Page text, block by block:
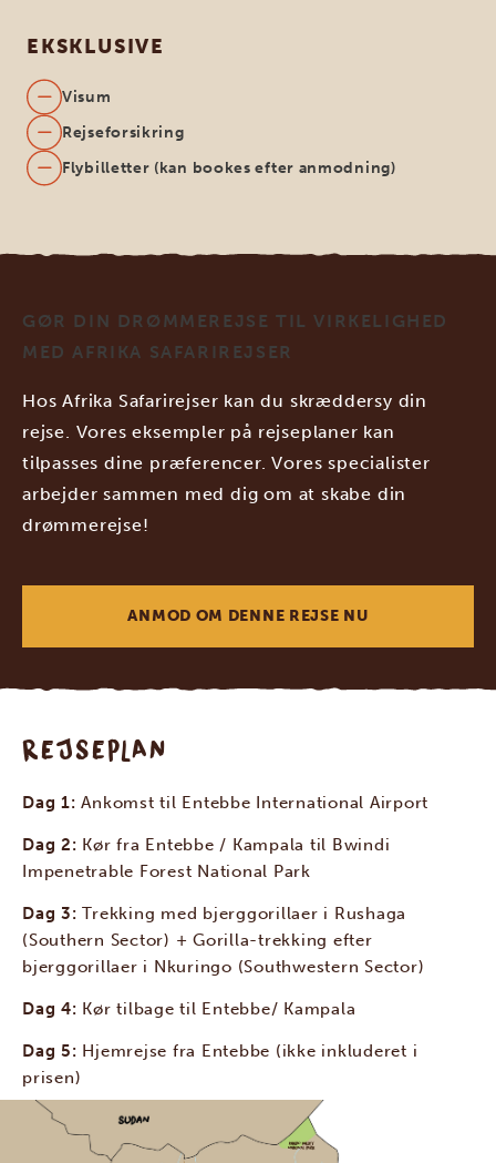
EKSKLUSIVE
Visum
Rejseforsikring
Flybilletter (kan bookes efter anmodning)
GØR DIN DRØMMEREJSE TIL VIRKELIGHED
MED AFRIKA SAFARIREJSER
Hos Afrika Safarirejser kan du skræddersy din
rejse. Vores eksempler på rejseplaner kan
tilpasses dine præferencer. Vores specialister
arbejder sammen med dig om at skabe din
drømmerejse!
ANMOD OM DENNE REJSE NU
REJSEPLAN
Dag 1:Ankomst til Entebbe International Airport
Dag 2: Kør fra Entebbe / Kampala til Bwindi
Impenetrable Forest National Park
Dag 3:Trekking med bjerggorillaer i Rushaga
(Southern Sector) + Gorilla-trekking efter
bjerggorillaer i Nkuringo (Southwestern Sector)
Dag 4: Kør tilbage til Entebbe/ Kampala
Dag 5: Hjemrejse fra Entebbe (ikke inkluderet i
prisen)